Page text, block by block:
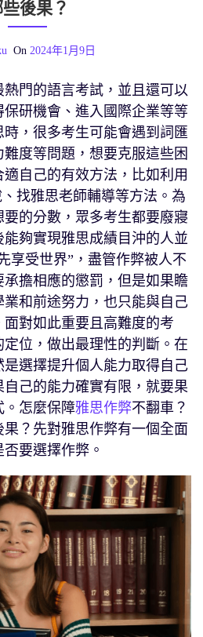
些後果？
On 2024年1月9日
門的語言考試，並且還可以
研機會、進入國際企業等等
，很多考生可能會遇到詞匯
度等問題，想要克服這些困
自己的有效方法，比如利用
找雅思老師輔導等方法。為
的分數，眾多考生都要廢寢
夠實現雅思成績目沖的人並
享受世界”，盡管作弊被人不
擔相應的懲罰，但是如果瞻
和前途努力，也只能與自己
對如此重要且高難度的考
位，做出最理性的判斷。在
選擇提升個人能力取得自己
己的能力確實有限，就要果
。怎麼保障雅思作弊不翻車？
？先對雅思作弊有一個全面
要選擇作弊。